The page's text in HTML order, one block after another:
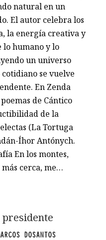
natural en un
El autor celebra los
la energía creativa y
humano y lo
un universo
se vuelve
En Zenda
de Cántico
de la
(La Tortuga
Íhor Antónych.
En los montes,
más cerca, me…
presidente
DOSANTOS